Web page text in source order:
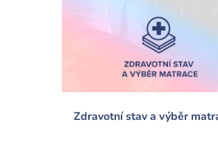
Zdravotní stav a výběr